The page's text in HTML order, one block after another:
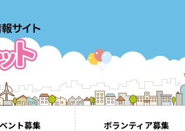
ント募集 ボランティア募集